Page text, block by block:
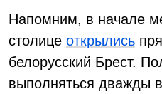
Напомним, в начале
столице открылись
белорусский Брест.
выполняться дважды